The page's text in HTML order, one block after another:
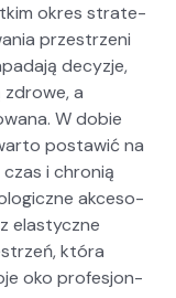
okres strate­
przestrzeni
decyz­je,
a
W dobie
postaw­ić na
i chronią
akce­so­
elasty­czne
która
oko pro­fesjon­